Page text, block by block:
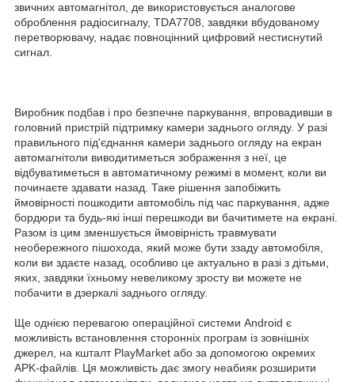
звичних автомагнітол, де використовується аналогове
оброблення радіосигналу, TDA7708, завдяки вбудованому
перетворювачу, надає повноцінний цифровий нестиснутий
сигнал.
Виробник подбав і про безпечне паркування, впровадивши в
головний пристрій підтримку камери заднього огляду. У разі
правильного під'єднання камери заднього огляду на екран
автомагнітоли виводитиметься зображення з неї, це
відбуватиметься в автоматичному режимі в момент, коли ви
починаєте здавати назад. Таке рішення запобіжить
ймовірності пошкодити автомобіль під час паркування, адже
бордюри та будь-які інші перешкоди ви бачитимете на екрані.
Разом із цим зменшується ймовірність травмувати
необережного пішохода, який може бути ззаду автомобіля,
коли ви здаєте назад, особливо це актуально в разі з дітьми,
яких, завдяки їхньому невеликому зросту ви можете не
побачити в дзеркалі заднього огляду.
Ще однією перевагою операційної системи Android є
можливість встановлення сторонніх програм із зовнішніх
джерел, на кшталт PlayMarket або за допомогою окремих
APK-файлів. Ця можливість дає змогу неабияк розширити